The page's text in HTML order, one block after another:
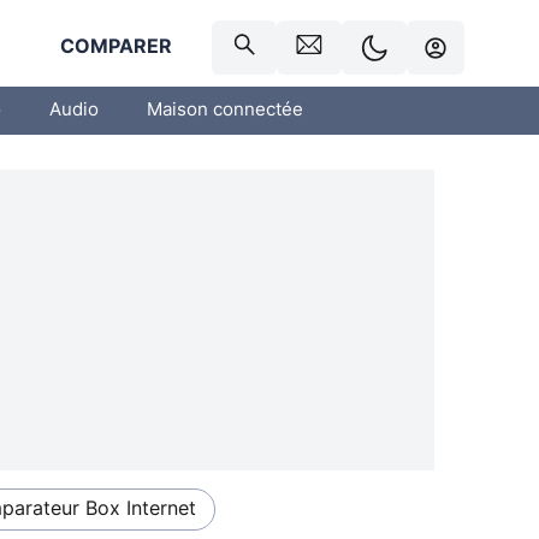
COMPARER
Audio Maison connectée
Box Internet